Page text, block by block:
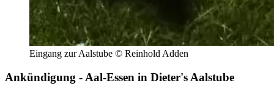
Eingang zur Aalstube © Reinhold Adden
Ankündigung - Aal-Essen in Dieter's Aalstube